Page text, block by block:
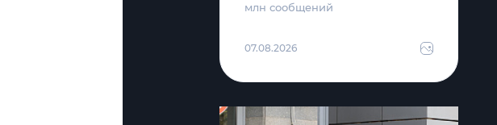
млн сообщений
07.08.2026